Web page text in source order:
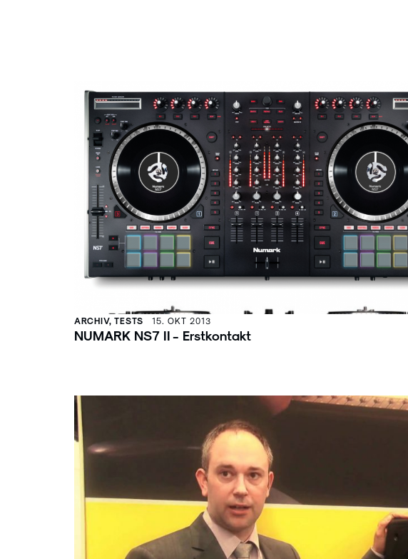
ARCHIV, TESTS 15. OKT 2013
NUMARK NS7 II - Erstkontakt